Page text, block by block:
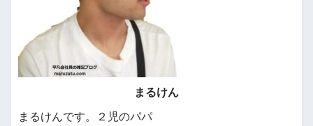
まるけん
まるけんです。２児のパパ